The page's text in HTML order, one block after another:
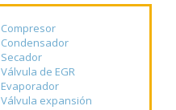
Compresor
Condensador
Secador
Válvula de EGR
Evaporador
Válvula expansión